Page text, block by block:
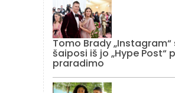
Tomo Brady „Instagram“
šaiposi iš jo „Hype Post“
praradimo